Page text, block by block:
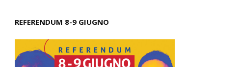
REFERENDUM 8-9 GIUGNO